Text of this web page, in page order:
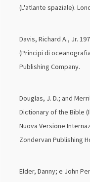
(L'atlante spaziale).
Davis, Richard A., Jr.
(Principi di
Publishing Company.
Douglas, J. D.; and
Dictionary of the Bible
Nuova Versione
Zondervan Publishing
Elder, Danny; e John